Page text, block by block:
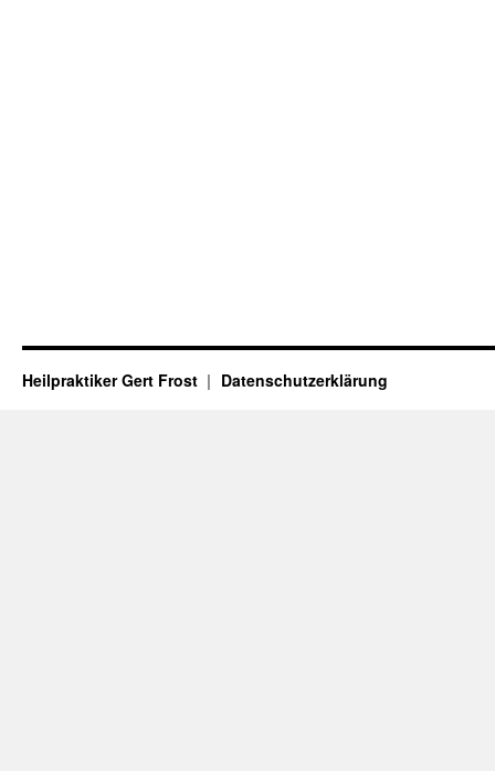
Heilpraktiker Gert Frost Datenschutzerklärung